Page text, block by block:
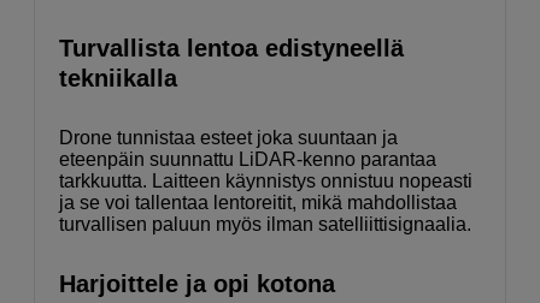
Turvallista lentoa edistyneellä
tekniikalla
Drone tunnistaa esteet joka suuntaan ja
eteenpäin suunnattu LiDAR-kenno parantaa
tarkkuutta. Laitteen käynnistys onnistuu nopeasti
ja se voi tallentaa lentoreitit, mikä mahdollistaa
turvallisen paluun myös ilman satelliittisignaalia.
Harjoittele ja opi kotona